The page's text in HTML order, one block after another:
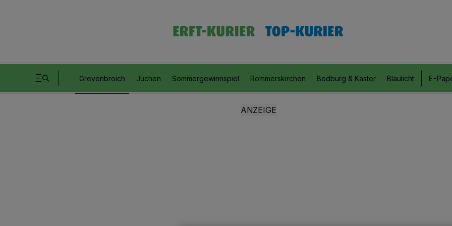
Grevenbroich Jüchen Sommergewinnspiel Rommerskirchen Bedburg & Kaster Blaulicht E-